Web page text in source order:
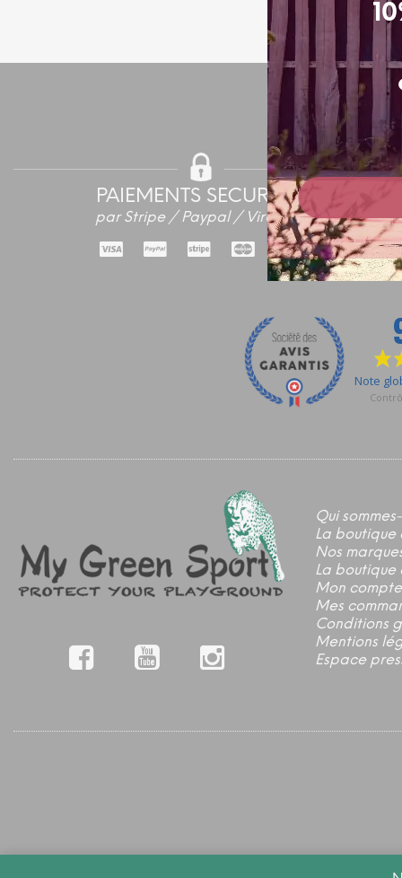
PAIEMENTS SECURISES
par Stripe / Paypal / Virement
Qui
La boutique
Nos
La boutique
Mon compte
Mes
Conditions
Mentions
Espace